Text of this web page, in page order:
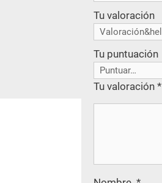
Tu valoración
Tu puntuación
Tu valoración *